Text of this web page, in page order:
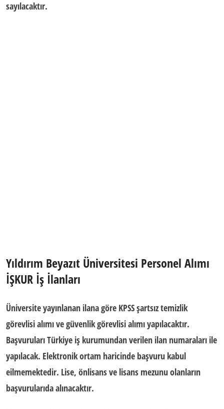
sayılacaktır.
Yıldırım Beyazıt Üniversitesi Personel Alımı
İŞKUR İş İlanları
Üniversite yayınlanan ilana göre KPSS şartsız temizlik
görevlisi alımı ve güvenlik görevlisi alımı yapılacaktır.
Başvuruları Türkiye iş kurumundan verilen ilan numaraları ile
yapılacak. Elektronik ortam haricinde başvuru kabul
eilmemektedir. Lise, önlisans ve lisans mezunu olanların
başvurularıda alınacaktır.